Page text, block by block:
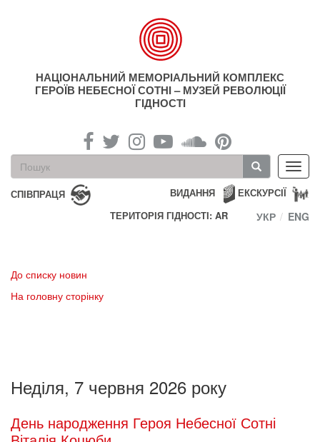
НАЦІОНАЛЬНИЙ МЕМОРІАЛЬНИЙ КОМПЛЕКС
ГЕРОЇВ НЕБЕСНОЇ СОТНІ – МУЗЕЙ РЕВОЛЮЦІЇ
ГІДНОСТІ
Пошукова
форма
Пошук
СПІВПРАЦЯ ЕКСКУРСІЇ
ВИДАННЯ
ТЕРИТОРІЯ ГІДНОСТІ: AR
УКР ENG
До списку новин
На головну сторінку
Неділя, 7 червня 2026 року
День народження Героя Небесної Сотні